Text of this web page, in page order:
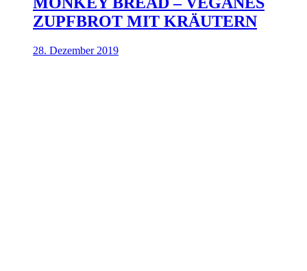
ZUPFBROT MIT KRÄUTERN
28. Dezember 2019